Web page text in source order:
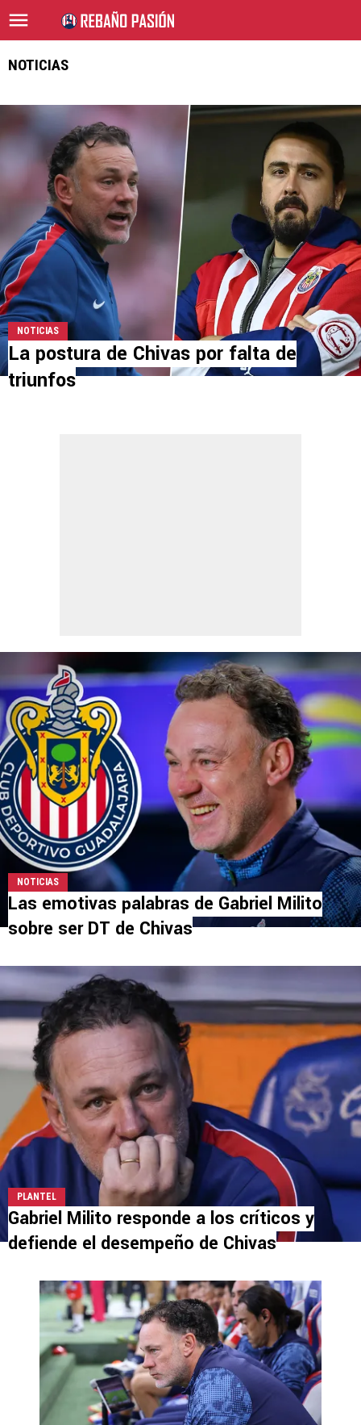
NOTICIAS
NOTICIAS
La postura de Chivas por falta de
triunfos
NOTICIAS
Las emotivas palabras de Gabriel Milito
sobre ser DT de Chivas
PLANTEL
Gabriel Milito responde a los críticos y
defiende el desempeño de Chivas